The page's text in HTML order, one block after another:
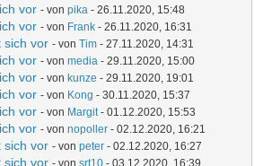
vor - vonpika - 26.11.2020, 15:48
vor - von Frank - 26.11.2020, 16:31
sich vor - vonTim - 27.11.2020, 14:31
vor - vonmedia - 29.11.2020, 15:00
vor - von kunze - 29.11.2020, 19:01
vor - von Kong - 30.11.2020, 15:37
vor - von Margit- 01.12.2020, 15:53
vor - vonnopoller - 02.12.2020, 16:21
sich vor - vonpeter - 02.12.2020, 16:27
sich vor - vonsrt10 - 03.12.2020, 16:39